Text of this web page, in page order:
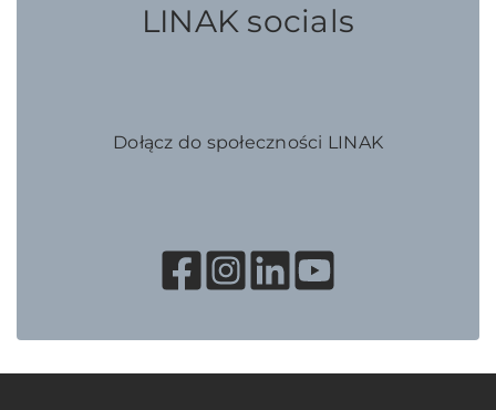
LINAK socials
Dołącz do społeczności LINAK